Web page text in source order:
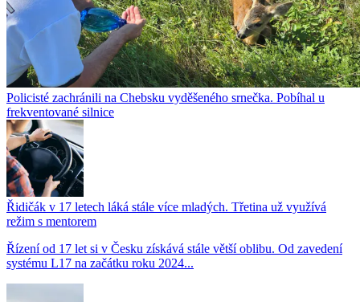
Policisté zachránili na Chebsku vyděšeného srnečka. Pobíhal u
frekventované silnice
Řidičák v 17 letech láká stále více mladých. Třetina už využívá
režim s mentorem
Řízení od 17 let si v Česku získává stále větší oblibu. Od zavedení
systému L17 na začátku roku 2024...